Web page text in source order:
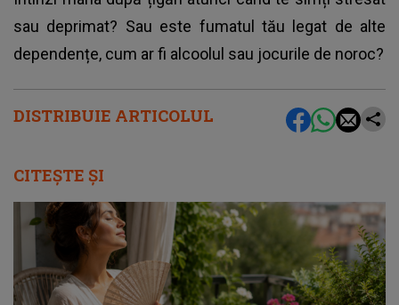
DISTRIBUIE ARTICOLUL
sau deprimat? Sau este fumatul tău legat de alte
dependențe, cum ar fi alcoolul sau jocurile de noroc?
CITEȘTE ȘI